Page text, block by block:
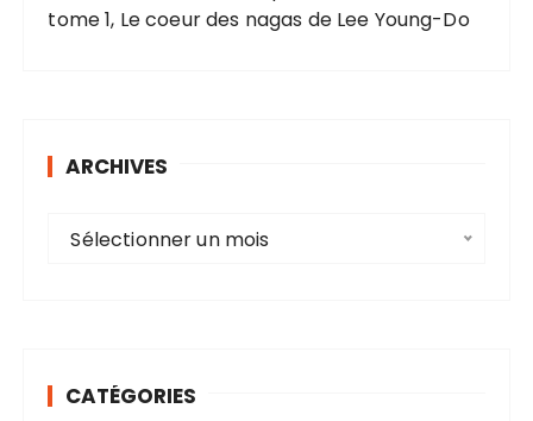
tome 1, Le coeur des nagas de Lee Young-Do
ARCHIVES
e
Sélectionner un mois
CATÉGORIES